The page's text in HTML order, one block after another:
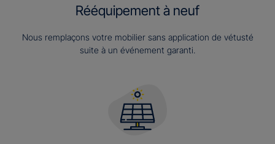
Rééquipement à neuf
Nous remplaçons votre mobilier sans application de vétusté
suite à un événement garanti.